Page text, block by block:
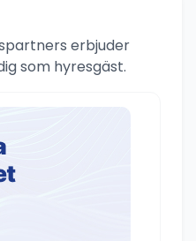
erbjuder
som hyresgäst.